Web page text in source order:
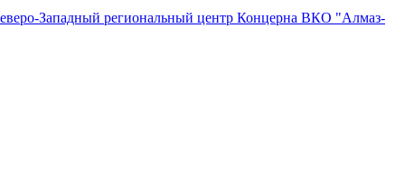
Западный региональный центр Концерна ВКО "Алмаз-